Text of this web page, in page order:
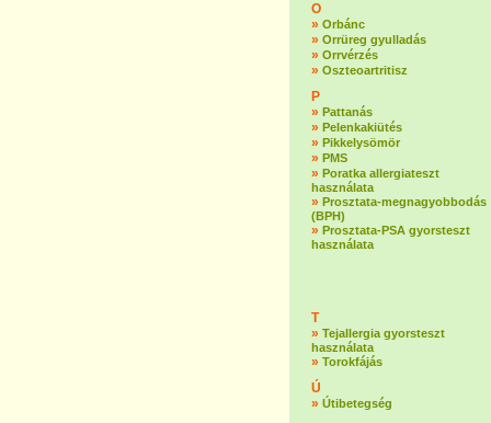
O
» Orbánc
» Orrüreg gyulladás
» Orrvérzés
» Oszteoartritisz
P
» Pattanás
» Pelenkakiütés
» Pikkelysömör
» PMS
» Poratka allergiateszt
használata
» Prosztata-megnagyobbodás
(BPH)
» Prosztata-PSA gyorsteszt
használata
T
» Tejallergia gyorsteszt
használata
» Torokfájás
Ú
» Útibetegség